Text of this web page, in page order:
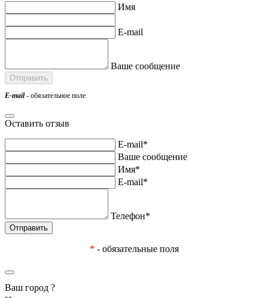
Имя
E-mail
Ваше сообщение
E-mail- обязательное поле
Оставить отзыв
E-mail*
Ваше сообщение
Имя*
E-mail*
Телефон*
* - обязательные поля
Ваш город ?